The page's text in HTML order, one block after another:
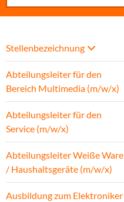
Stellenbezeichnung
Abteilungsleiter für den
Bereich Multimedia (m/w/x)
Abteilungsleiter für den
Service (m/w/x)
Abteilungsleiter Weiße Ware
/ Haushaltsgeräte (m/w/x)
Ausbildung zum Elektroniker